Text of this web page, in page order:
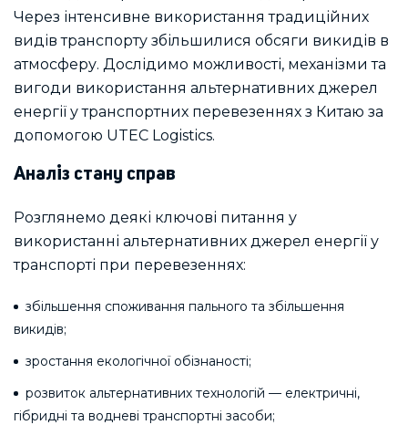
Через інтенсивне використання традиційних
видів транспорту збільшилися обсяги викидів в
атмосферу. Дослідимо можливості, механізми та
вигоди використання альтернативних джерел
енергії у транспортних перевезеннях з Китаю за
допомогою UTEC Logistics.
Аналіз стану справ
Розглянемо деякі ключові питання у
використанні альтернативних джерел енергії у
транспорті при перевезеннях:
збільшення споживання пального та збільшення
викидів;
зростання екологічної обізнаності;
розвиток альтернативних технологій — електричні,
гібридні та водневі транспортні засоби;